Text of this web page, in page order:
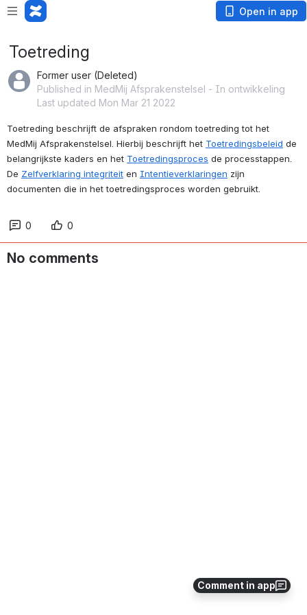
Open in app
Comment in app
Toetreding
Former user (Deleted)
Published in MedMij Afsprakenstelsel - In ontwikkeling
Last updated Mon Mar 21 2022
Toetreding beschrijft de afspraken rondom toetreding tot het
MedMij Afsprakenstelsel. Hierbij beschrijft het Toetredingsbeleid de
belangrijkste kaders en het Toetredingsproces de processtappen.
De Zelfverklaring integriteit en Intentieverklaringen zijn
documenten die in het toetredingsproces worden gebruikt.
0 0
No comments